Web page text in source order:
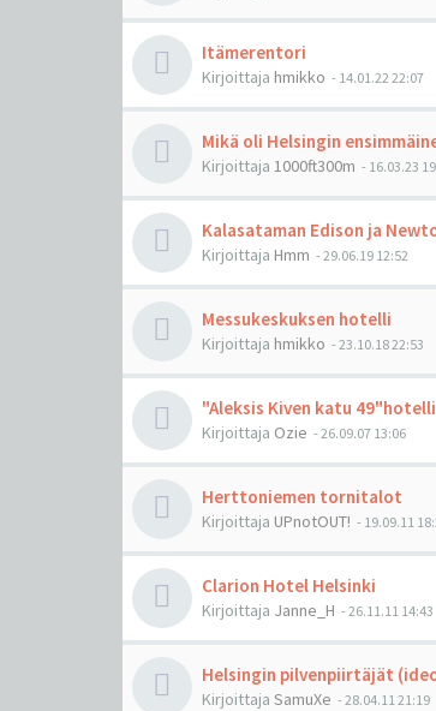
Itämerentori
Kirjoittaja hmikko - 14.01.22 22:07
Mikä oli Helsingin
Kirjoittaja 1000ft300m - 16.03.23
Kalasataman Edison ja
Kirjoittaja Hmm - 29.06.19 12:52
Messukeskuksen hotelli
Kirjoittaja hmikko - 23.10.18 22:53
"Aleksis Kiven katu
Kirjoittaja Ozie - 26.09.07 13:06
Herttoniemen tornitalot
Kirjoittaja UPnotOUT! - 19.09.11
Clarion Hotel Helsinki
Kirjoittaja Janne_H - 26.11.11 14:43
Helsingin pilvenpiirtäjät
Kirjoittaja SamuXe - 28.04.11 21:19